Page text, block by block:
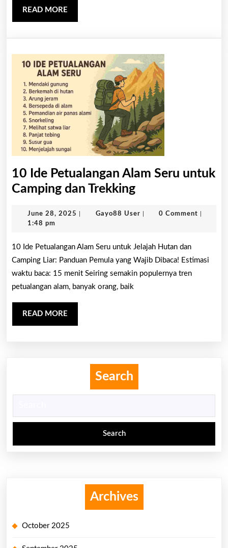
READ MORE
MORE
10 Ide Petualangan Alam Seru untuk
Camping dan Trekking10
Petualangan
Seru
untuk
Camping
June 28, 2025 Gayo88 UserGayo880 Comment
1:48 pm
10 Ide Petualangan Alam Seru untuk Jelajah Hutan dan
Camping Liar: Panduan Pemula yang Wajib Dibaca! Estimasi
waktu baca: 15 menit Seiring semakin populernya tren
petualangan alam, banyak orang, baik
READ MORE
MORE
Search
Archives
October 2025